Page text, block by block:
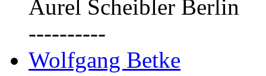
Aurel Scheibler Berlin
----------
Wolfgang Betke